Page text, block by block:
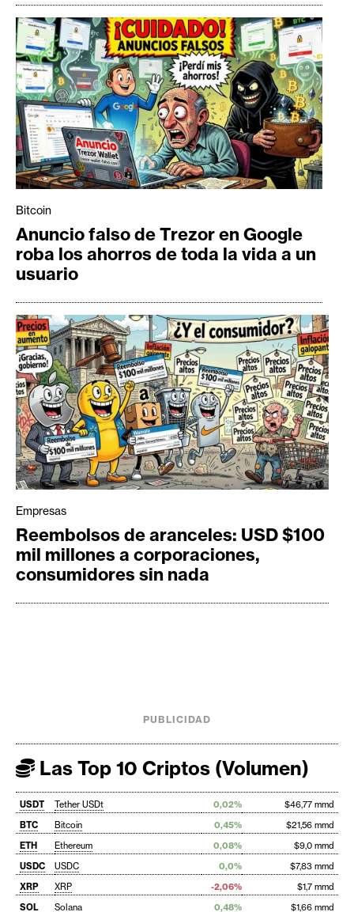
Bitcoin
Anuncio falso de Trezor en Google
roba los ahorros de toda la vida a un
usuario
Empresas
Reembolsos de aranceles: USD $100
mil millones a corporaciones,
consumidores sin nada
PUBLICIDAD
Las Top 10 Criptos (Volumen)
USDT Tether USDt 0,02%
$46,77 mmd
BTC
Bitcoin 0,45%
$21,56 mmd
ETH
Ethereum 0,08%
$9,0 mmd
USDC
USDC 0,0%
$7,83 mmd
XRP
XRP -2,06%
$1,7 mmd
SOL
Solana 0,48% $1,66 mmd